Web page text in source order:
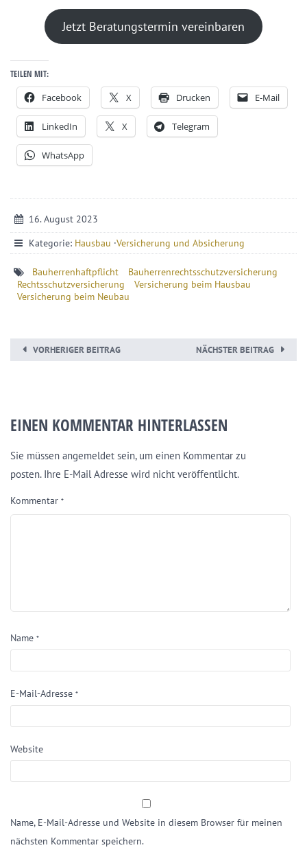
Jetzt Beratungstermin vereinbaren
TEILEN MIT:
Facebook X Drucken E-Mail
LinkedIn X Telegram
WhatsApp
16. August 2023
Kategorie: Hausbau ·Versicherung und Absicherung
Bauherrenhaftpflicht
Bauherrenrechtsschutzversicherung
Rechtsschutzversicherung
Versicherung beim Hausbau
Versicherung beim Neubau
VORHERIGER BEITRAG NÄCHSTER BEITRAG
EINEN KOMMENTAR HINTERLASSEN
Sie müssen angemeldet sein, um einen Kommentar zu
posten. Ihre E-Mail Adresse wird nicht veröffentlicht.
Kommentar *
Name *
E-Mail-Adresse *
Website
Name, E-Mail-Adresse und Website in diesem Browser für meinen
nächsten Kommentar speichern.